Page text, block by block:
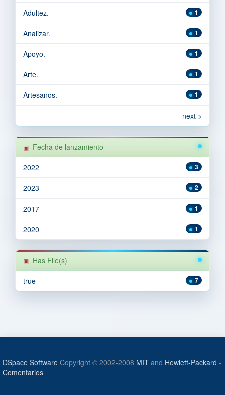
1
Adultez.
1
Analizar.
1
Apoyo.
1
Arte.
1
Artesanos.
next >
Fecha de lanzamiento
3
2022
2
2023
1
2017
1
2020
Has File(s)
7
true
DSpace Software Copyright © 2002-2008 MIT and Hewlett-Packard -
Comentarios